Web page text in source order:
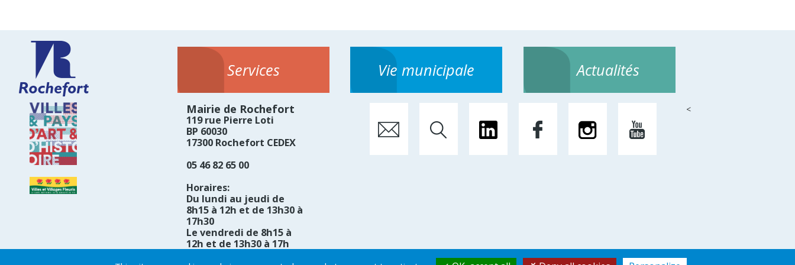
Services Vie municipale Actualités
Mairie de Rochefort
119 rue Pierre Loti
BP 60030
17300 Rochefort CEDEX
05 46 82 65 00
Horaires:
Du lundi au jeudi de
8h15 à 12h et de 13h30 à
17h30
Le vendredi de 8h15 à
12h et de 13h30 à 17h
<